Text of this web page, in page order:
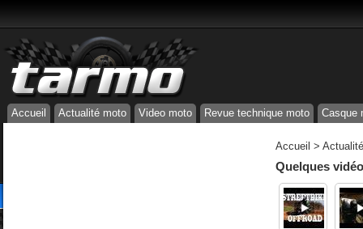
Accueil Actualité moto Video moto Revue technique moto Casque
Accueil >
Quelques